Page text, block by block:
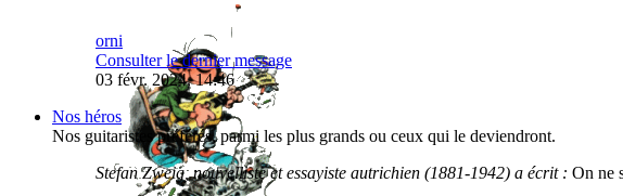
orni
Consulter le dernier message
03 févr. 2024, 14:46
Nos héros
Nos guitaristes préférés, parmi les plus grands ou ceux qui le deviendront.
Stefan Zweig, nouvelliste et essayiste autrichien (1881-1942) a écrit : On ne